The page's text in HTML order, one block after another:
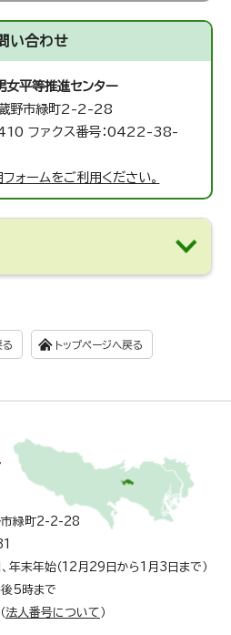
い合わせ
女平等推進センター
野市緑町2-2-28
ファクス番号：0422-38-
ォームをご利用ください。
る トップページへ戻る
緑町2-2-28
、年末年始（12月29日から1月3日まで）
5時まで
法人番号について ）